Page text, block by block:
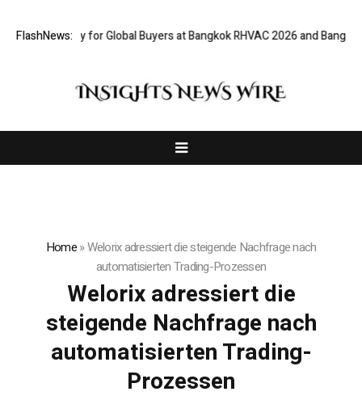
FlashNews:for Global Buyers at Bangkok RHVAC 2026 and Bangkok E and
Home»Welorix adressiert die steigende Nachfrage nach
automatisierten Trading-Prozessen
Welorix adressiert die
steigende Nachfrage nach
automatisierten Trading-
Prozessen